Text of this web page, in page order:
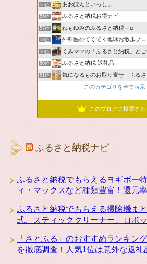
55位 あおぽんといっしょ
56位 ふるさと納税お得ナビ
57位 ねもゆみのふるさと納税＋α
58位 外科医のてくてく地球お散歩ブ
59位 くみママの「ふるさと納税」と
60位 ふるさと納税 返礼品
61位
気になるものお取り寄せ ふるさと納税体
このカテゴリを全て表示
このブログに投票する
ふるさと納税ナビ
ふるさと納税でもらえるヨギボー
ィ・マックスなど種類豊富！還元
ふるさと納税でもらえる掃除機ま
式、スティッククリーナー、ロボッ
「さとふる」のおすすめランキン
を徹底調査！人気1位は意外な返礼